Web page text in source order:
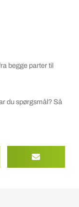
begge parter til
du spørgsmål? Så